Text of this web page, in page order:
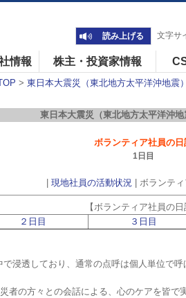
情報 株主・投資家情報
読み上げる 文字サ
> 東日本大震災（東北地方太平洋沖地震
東日本大震災（東北地方太平洋沖
ボランティア社員の日
1日目
現地社員の活動状況| ボランティ
【ボランティア社員の日
２日目 ３日目
浸透しており、通常の点呼は個人単位で
の方々との会話による、心のケアを皆で